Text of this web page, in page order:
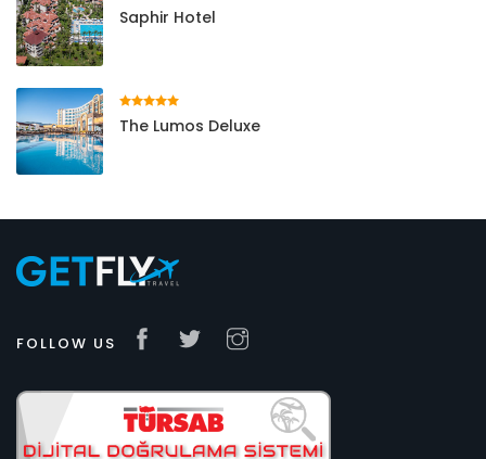
Saphir Hotel
The Lumos Deluxe
FOLLOW US